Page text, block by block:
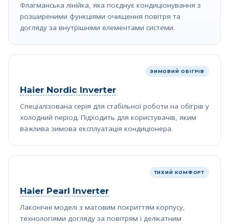
Флагманська лінійка, яка поєднує кондиціонування з
розширеними функціями очищення повітря та
догляду за внутрішніми елементами системи.
ЗИМОВИЙ ОБІГРІВ
Haier Nordic Inverter
Спеціалізована серія для стабільної роботи на обігрів у
холодний період. Підходить для користувачів, яким
важлива зимова експлуатація кондиціонера.
ТИХИЙ КОМФОРТ
Haier Pearl Inverter
Лаконічні моделі з матовим покриттям корпусу,
технологіями догляду за повітрям і делікатним